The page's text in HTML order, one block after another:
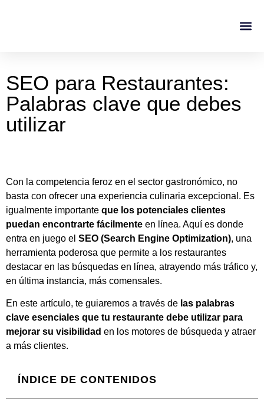
SEO para Restaurantes:
Palabras clave que debes
utilizar
Con la competencia feroz en el sector gastronómico, no
basta con ofrecer una experiencia culinaria excepcional. Es
igualmente importante que los potenciales clientes
puedan encontrarte fácilmente en línea. Aquí es donde
entra en juego el SEO (Search Engine Optimization), una
herramienta poderosa que permite a los restaurantes
destacar en las búsquedas en línea, atrayendo más tráfico y,
en última instancia, más comensales.
En este artículo, te guiaremos a través de las palabras
clave esenciales que tu restaurante debe utilizar para
mejorar su visibilidad en los motores de búsqueda y atraer
a más clientes.
ÍNDICE DE CONTENIDOS